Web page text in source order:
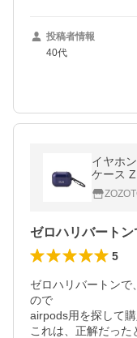
投稿者情報
40代
イヤホ
ケース
ase
ゼロハリバート
5
ゼロハリバートンで
ので
airpods用を探して購
これは、正解だった